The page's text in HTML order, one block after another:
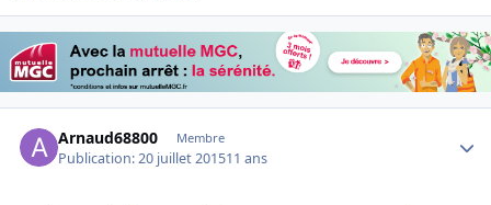
Arnaud68800 Membre
Publication:20 juillet 201511 ans